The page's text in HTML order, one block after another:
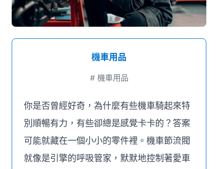
機車用品
# 機車用品
你是否曾經好奇，為什麼有些機車騎起來特
別順暢有力，有些卻總是感覺卡卡的？答案
可能就藏在一個小小的零件裡。機車節流閥
就像是引擎的呼吸管家，默默地控制著愛車